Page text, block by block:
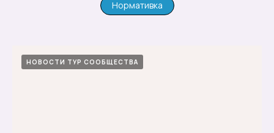
Нормативка
НОВОСТИ ТУР СООБЩЕСТВА